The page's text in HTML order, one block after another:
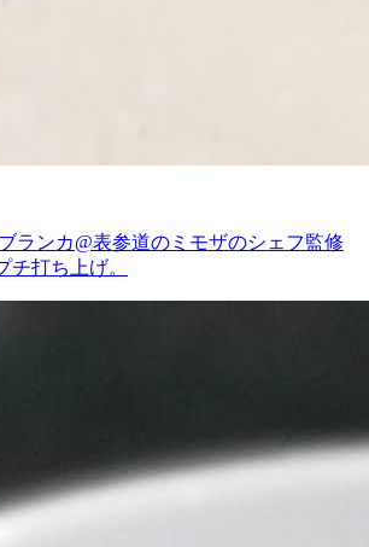
ランカ@表参道のミモザのシェフ監修
チ打ち上げ。